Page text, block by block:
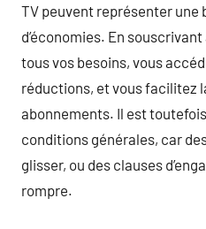
TV peuvent représenter une
d’économies. En
tous vos besoins, vous
réductions, et vous facilitez
abonnements. Il est
conditions générales, car
glisser, ou des clauses
rompre.